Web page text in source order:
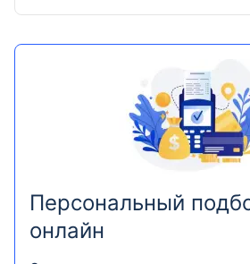
Персональный
онлайн